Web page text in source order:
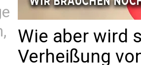
Wie aber wird
Verheißung